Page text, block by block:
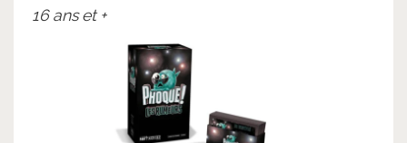
16 ans et +